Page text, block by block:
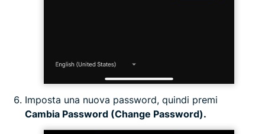
Imposta una nuova password, quindi premi
Cambia Password (Change Password).